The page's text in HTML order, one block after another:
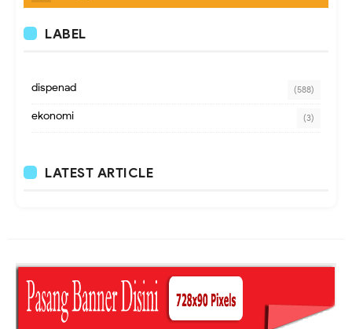
LABEL
dispenad (588)
ekonomi (3)
LATEST ARTICLE